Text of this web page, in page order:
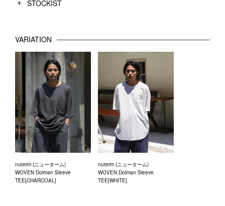
STOCKIST
VARIATION
nuterm (ニューターム)
WOVEN Dolman Sleeve
TEE[CHARCOAL]
nuterm (ニューターム)
WOVEN Dolman Sleeve
TEE[WHITE]